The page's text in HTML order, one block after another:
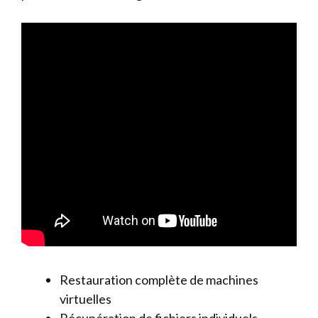
Restauration complète de machines
virtuelles